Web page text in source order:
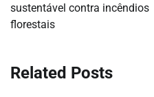
Post
sustentável contra incêndios
florestais
Related Posts